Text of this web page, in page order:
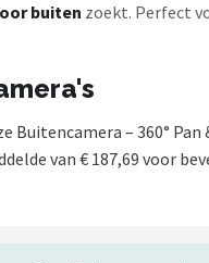
buiten zoekt. Perfect
Buitencamera – 360°
van € 187,69 voor